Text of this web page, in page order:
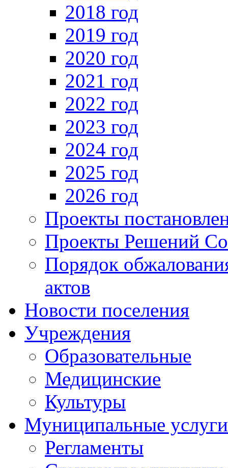
2018 год
2019 год
2020 год
2021 год
2022 год
2023 год
2024 год
2025 год
2026 год
Проекты
Проекты Решений
Порядок
актов
Новости поселения
Учреждения
Образовательные
Медицинские
Культуры
Муниципальные услуги
Регламенты